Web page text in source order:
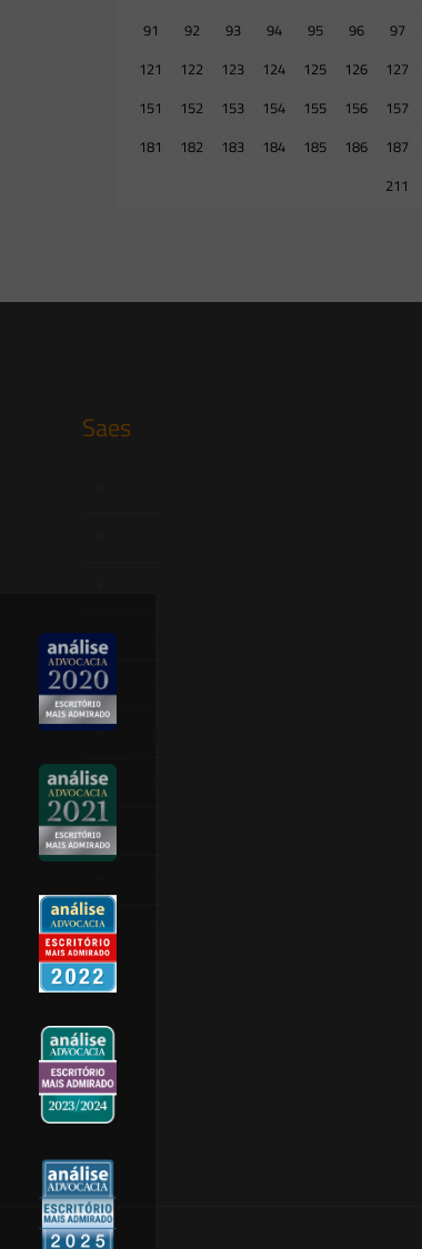
91
92 93 94 95 96 97
121
122 123 124 125 126 127
151
152 153 154 155 156 157
181
182 183 184 185 186 187
211
Saes